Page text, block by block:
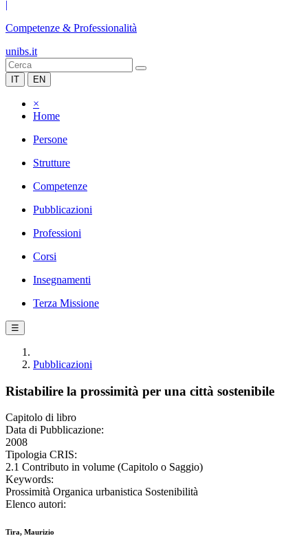
|
Competenze & Professionalità
unibs.it
IT EN
×
Home
Persone
Strutture
Competenze
Pubblicazioni
Professioni
Corsi
Insegnamenti
Terza Missione
☰
Pubblicazioni
Ristabilire la prossimità per una città sostenibile
Capitolo di libro
Data di Pubblicazione:
2008
Tipologia CRIS:
2.1 Contributo in volume (Capitolo o Saggio)
Keywords:
Prossimità Organica urbanistica Sostenibilità
Elenco autori:
Tira, Maurizio